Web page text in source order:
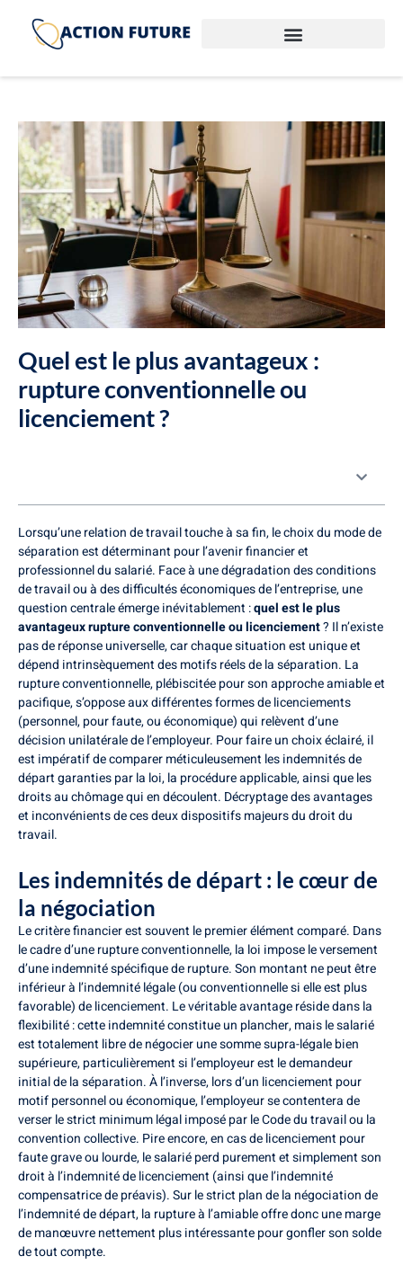
Quel est le plus avantageux :
rupture conventionnelle ou
licenciement ?
Lorsqu’une relation de travail touche à sa fin, le choix du mode de
séparation est déterminant pour l’avenir financier et
professionnel du salarié. Face à une dégradation des conditions
de travail ou à des difficultés économiques de l’entreprise, une
question centrale émerge inévitablement :quel est le plus
avantageux rupture conventionnelle ou licenciement? Il n’existe
pas de réponse universelle, car chaque situation est unique et
dépend intrinsèquement des motifs réels de la séparation. La
rupture conventionnelle, plébiscitée pour son approche amiable et
pacifique, s’oppose aux différentes formes de licenciements
(personnel, pour faute, ou économique) qui relèvent d’une
décision unilatérale de l’employeur. Pour faire un choix éclairé, il
est impératif de comparer méticuleusement les indemnités de
départ garanties par la loi, la procédure applicable, ainsi que les
droits au chômage qui en découlent. Décryptage des avantages
et inconvénients de ces deux dispositifs majeurs du droit du
travail.
Les indemnités de départ : le cœur de
la négociation
Le critère financier est souvent le premier élément comparé. Dans
le cadre d’une rupture conventionnelle, la loi impose le versement
d’une indemnité spécifique de rupture. Son montant ne peut être
inférieur à l’indemnité légale (ou conventionnelle si elle est plus
favorable) de licenciement. Le véritable avantage réside dans la
flexibilité : cette indemnité constitue un plancher, mais le salarié
est totalement libre de négocier une somme supra-légale bien
supérieure, particulièrement si l’employeur est le demandeur
initial de la séparation. À l’inverse, lors d’un licenciement pour
motif personnel ou économique, l’employeur se contentera de
verser le strict minimum légal imposé par le Code du travail ou la
convention collective. Pire encore, en cas de licenciement pour
faute grave ou lourde, le salarié perd purement et simplement son
droit à l’indemnité de licenciement (ainsi que l’indemnité
compensatrice de préavis). Sur le strict plan de la négociation de
l’indemnité de départ, la rupture à l’amiable offre donc une marge
de manœuvre nettement plus intéressante pour gonfler son solde
de tout compte.